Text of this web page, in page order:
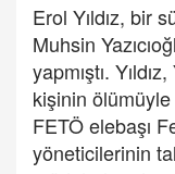
Erol Yıldız, bir
Muhsin
yapmıştı.
kişinin
FETÖ elebaşı
yöneticilerinin